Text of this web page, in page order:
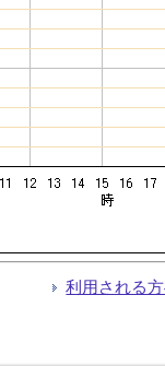
利用される